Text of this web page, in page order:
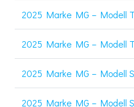
2025 Marke MG – Modell
2025 Marke MG – Modell
2025 Marke MG – Modell
2025 Marke MG – Modell